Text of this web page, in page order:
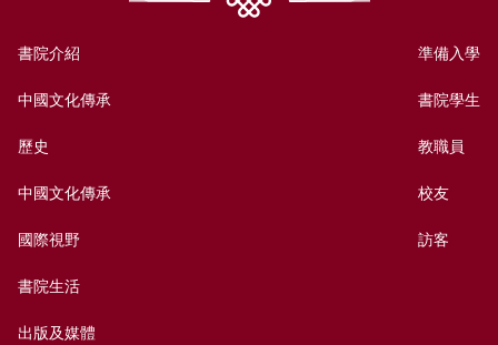
書院介紹
中國文化傳承
歷史
中國文化傳承
國際視野
書院生活
出版及媒體
準備入學
書院學生
教職員
校友
訪客